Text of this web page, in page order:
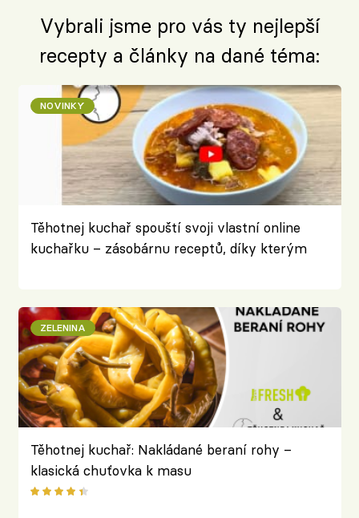
Vybrali jsme pro vás ty nejlepší
recepty a články na dané téma:
NOVINKY
Těhotnej kuchař spouští svoji vlastní online
kuchařku – zásobárnu receptů, díky kterým
ZELENINA
Těhotnej kuchař: Nakládané beraní rohy –
klasická chuťovka k masu